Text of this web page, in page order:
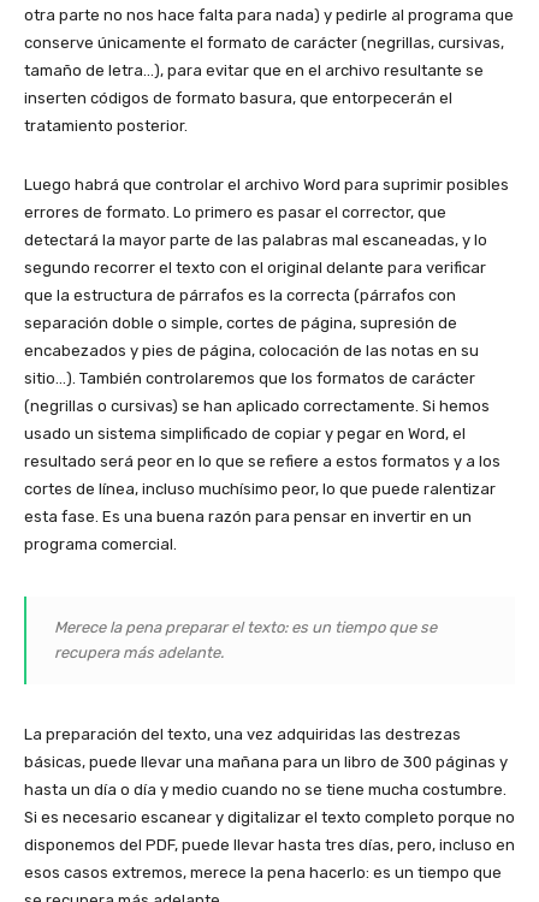
otra parte no nos hace falta para nada) y pedirle al programa que
conserve únicamente el formato de carácter (negrillas, cursivas,
tamaño de letra…), para evitar que en el archivo resultante se
inserten códigos de formato basura, que entorpecerán el
tratamiento posterior.
Luego habrá que controlar el archivo Word para suprimir posibles
errores de formato. Lo primero es pasar el corrector, que
detectará la mayor parte de las palabras mal escaneadas, y lo
segundo recorrer el texto con el original delante para verificar
que la estructura de párrafos es la correcta (párrafos con
separación doble o simple, cortes de página, supresión de
encabezados y pies de página, colocación de las notas en su
sitio…). También controlaremos que los formatos de carácter
(negrillas o cursivas) se han aplicado correctamente. Si hemos
usado un sistema simplificado de copiar y pegar en Word, el
resultado será peor en lo que se refiere a estos formatos y a los
cortes de línea, incluso muchísimo peor, lo que puede ralentizar
esta fase. Es una buena razón para pensar en invertir en un
programa comercial.
Merece la pena preparar el texto: es un tiempo que se
recupera más adelante.
La preparación del texto, una vez adquiridas las destrezas
básicas, puede llevar una mañana para un libro de 300 páginas y
hasta un día o día y medio cuando no se tiene mucha costumbre.
Si es necesario escanear y digitalizar el texto completo porque no
disponemos del PDF, puede llevar hasta tres días, pero, incluso en
esos casos extremos, merece la pena hacerlo: es un tiempo que